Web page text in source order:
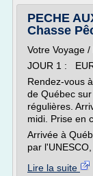
PECHE
Chasse
Votre Voyage
JOUR 1 :
Rendez-vous
de Québec
régulières.
midi. Prise en
Arrivée à
par
Lire la suite